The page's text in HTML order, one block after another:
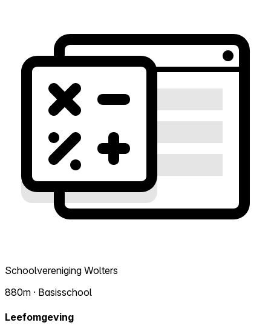
Schoolvereniging Wolters
880m · Basisschool
Leefomgeving